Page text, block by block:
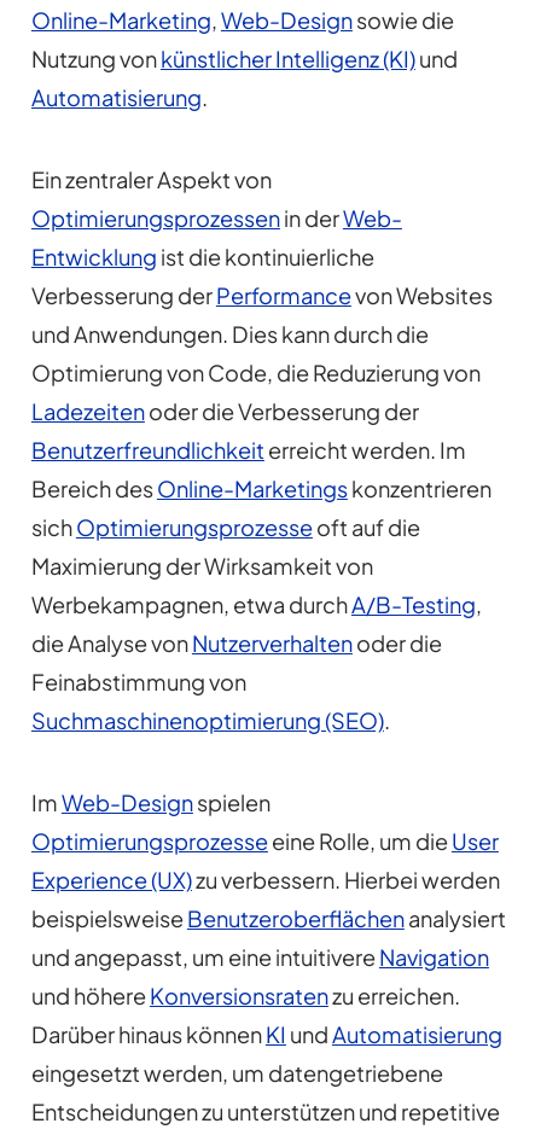
Online-Marketing,Web-Designsowie die
Nutzung vonkünstlicher Intelligenz (KI)und
Automatisierung.
Ein zentraler Aspekt von
Optimierungsprozessenin derWeb-
Entwicklung ist die kontinuierliche
Verbesserung derPerformancevon Websites
und Anwendungen. Dies kann durch die
Optimierung von Code, die Reduzierung von
Ladezeitenoder die Verbesserung der
Benutzerfreundlichkeit erreicht werden. Im
Bereich desOnline-Marketingskonzentrieren
sichOptimierungsprozesseoft auf die
Maximierung der Wirksamkeit von
Werbekampagnen, etwa durchA/B-Testing,
die Analyse vonNutzerverhaltenoder die
Feinabstimmung von
Suchmaschinenoptimierung (SEO).
ImWeb-Designspielen
Optimierungsprozesseeine Rolle, um dieUser
Experience (UX)zu verbessern. Hierbei werden
beispielsweiseBenutzeroberflächenanalysiert
und angepasst, um eine intuitivereNavigation
und höhereKonversionsratenzu erreichen.
Darüber hinaus könnenKI undAutomatisierung
eingesetzt werden, um datengetriebene
Entscheidungen zu unterstützen und repetitive